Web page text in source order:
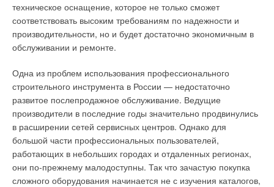
техническое оснащение, которое не только сможет
соответствовать высоким требованиям по надежности и
производительности, но и будет достаточно экономичным в
обслуживании и ремонте.
Одна из проблем использования профессионального
строительного инструмента в России — недостаточно
развитое послепродажное обслуживание. Ведущие
производители в последние годы значительно продвинулись
в расширении сетей сервисных центров. Однако для
большой части профессиональных пользователей,
работающих в небольших городах и отдаленных регионах,
они по-прежнему малодоступны. Так что зачастую покупка
сложного оборудования начинается не с изучения каталогов,